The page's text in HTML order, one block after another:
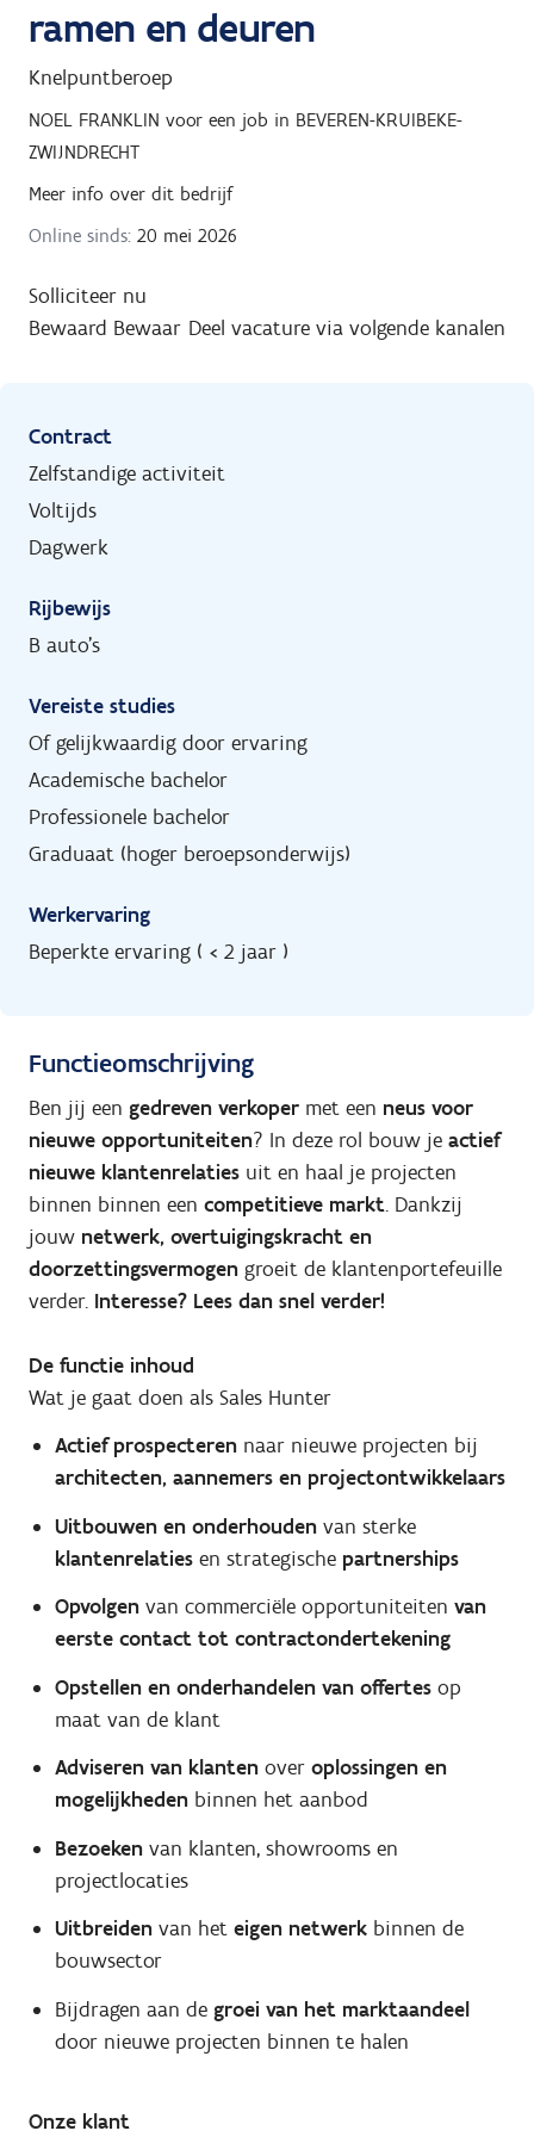
ramen en deuren
Knelpuntberoep
NOEL FRANKLIN voor een job in BEVEREN-KRUIBEKE-
ZWIJNDRECHT
Meer info over dit bedrijf
Online sinds: 20 mei 2026
Solliciteer nu
Bewaard Bewaar Deel vacature via volgende kanalen
Contract
Zelfstandige activiteit
Voltijds
Dagwerk
Rijbewijs
B auto's
Vereiste studies
Of gelijkwaardig door ervaring
Academische bachelor
Professionele bachelor
Graduaat (hoger beroepsonderwijs)
Werkervaring
Beperkte ervaring ( < 2 jaar )
Functieomschrijving
Ben jij een gedreven verkoper met een neus voor
nieuwe opportuniteiten? In deze rol bouw je actief
nieuwe klantenrelaties uit en haal je projecten
binnen binnen een competitieve markt. Dankzij
jouw netwerk, overtuigingskracht en
doorzettingsvermogen groeit de klantenportefeuille
verder. Interesse? Lees dan snel verder!
De functie inhoud
Wat je gaat doen als Sales Hunter
Actief prospecteren naar nieuwe projecten bij
architecten, aannemers en projectontwikkelaars
Uitbouwen en onderhoudenvan sterke
klantenrelaties en strategische partnerships
Opvolgen van commerciële opportuniteiten van
eerste contact tot contractondertekening
Opstellen en onderhandelen van offertes op
maat van de klant
Adviseren van klantenover oplossingen en
mogelijkheden binnen het aanbod
Bezoeken van klanten, showrooms en
projectlocaties
Uitbreiden van het eigen netwerk binnen de
bouwsector
Bijdragen aan de groei van het marktaandeel
door nieuwe projecten binnen te halen
Onze klant